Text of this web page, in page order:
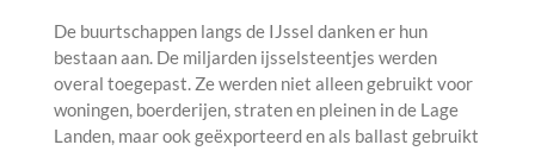
De buurtschappen langs de IJssel danken er hun
bestaan aan. De miljarden ijsselsteentjes werden
overal toegepast. Ze werden niet alleen gebruikt voor
woningen, boerderijen, straten en pleinen in de Lage
Landen, maar ook geëxporteerd en als ballast gebruikt